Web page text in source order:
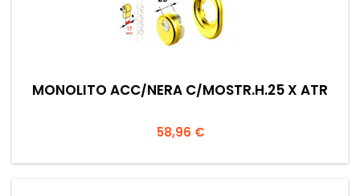
MONOLITO ACC/NERA C/MOSTR.H.25 X ATR
Prezzo
58,96 €